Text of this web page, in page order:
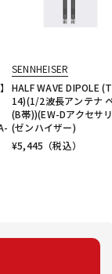
SENNHEISER
HALF WAVE DIPOLE
14)(1/2波長アンテナ
(B帯))(EW-Dアクセサ
(ゼンハイザー)
¥5,445 （税込）